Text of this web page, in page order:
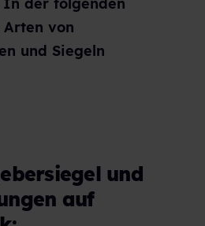
In der folgenden
von
und Siegeln
und
auf